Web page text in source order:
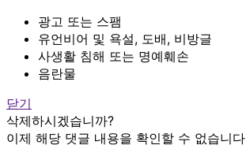
광고 또는 스팸
유언비어 및 욕설, 도배, 비방글
사생활 침해 또는 명예훼손
음란물
닫기
삭제하시겠습니까?
이제 해당 댓글 내용을 확인할 수 없습니다